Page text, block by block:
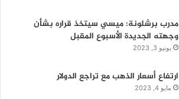
مدرب برشلونة: ميسي سيتخذ قراره بشأن
وجهته الجديدة الأسبوع المقبل
يونيو 3, 2023
ارتفاع أسعار الذهب مع تراجع الدولار
مايو 4, 2023